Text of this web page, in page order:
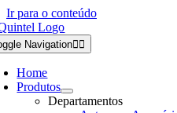
Ir para o conteúdo
Navigation
Home
Produtos
Departamentos